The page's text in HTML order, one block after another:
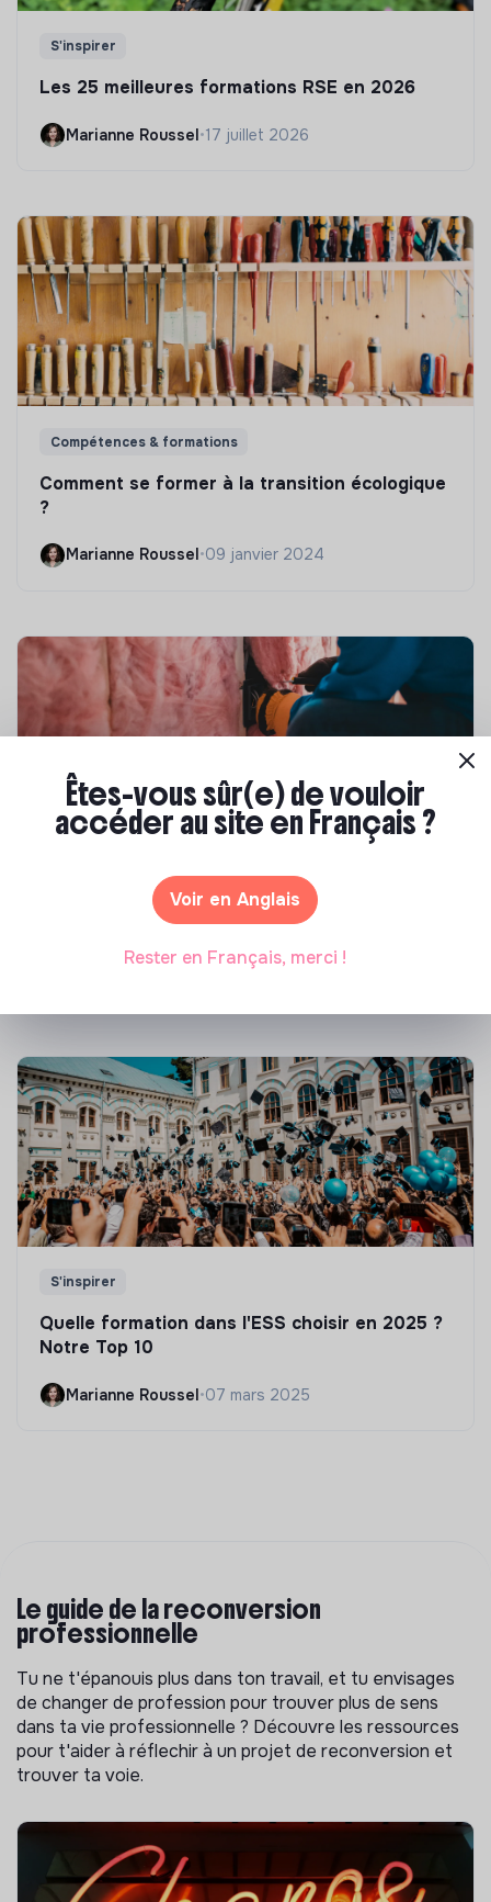
S'inspirer
Les 25 meilleures formations RSE en 2026
Marianne Roussel•17 juillet 2026
Compétences & formations
Comment se former à la transition écologique
?
Marianne Roussel •09 janvier 2024
Top 8 des formations en rénovation
énergétique des bâtiments
21 janvier 2025
S'inspirer
Quelle formation dans l'ESS choisir en 2025 ?
Notre Top 10
Marianne Roussel•07 mars 2025
Le guide de la reconversion
professionnelle
Tu ne t'épanouis plus dans ton travail, et tu envisages
de changer de profession pour trouver plus de sens
dans ta vie professionnelle ? Découvre les ressources
pour t'aider à réflechir à un projet de reconversion et
trouver ta voie.
Êtes-vous sûr(e) de vouloir
accéder au site en Français ?
Voir en Anglais
Rester en Français, merci !